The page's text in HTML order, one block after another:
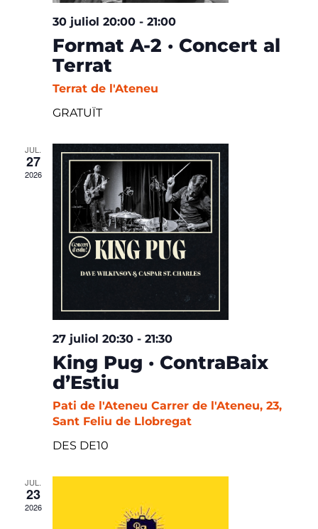
30 juliol 20:00- 21:00
Format A-2 · Concert al
Terrat
Terrat de l'Ateneu
GRATUÏT
JUL.
27
2026
27 juliol 20:30- 21:30
King Pug · ContraBaix
d’Estiu
Pati de l'Ateneu Carrer de l'Ateneu, 23,
Sant Feliu de Llobregat
DES DE10
JUL.
23
2026